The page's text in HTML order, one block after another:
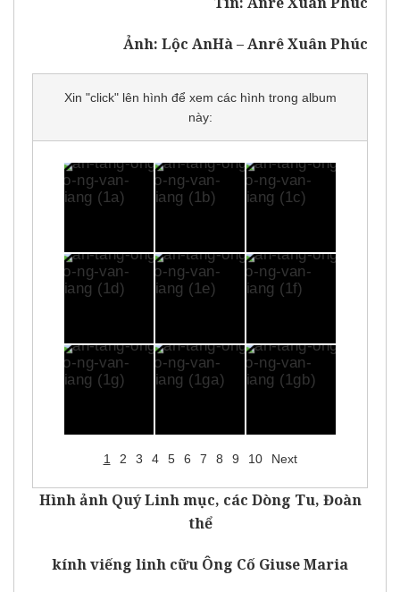
Ảnh: Lộc AnHà – Anrê Xuân Phúc
Xin "click" lên hình để xem các hình trong album
này:
1 2 3 4 5 6 7 8 9 10 Next
Hình ảnh Quý Linh mục, các Dòng Tu, Đoàn
thể
kính viếng linh cữu Ông Cố Giuse Maria